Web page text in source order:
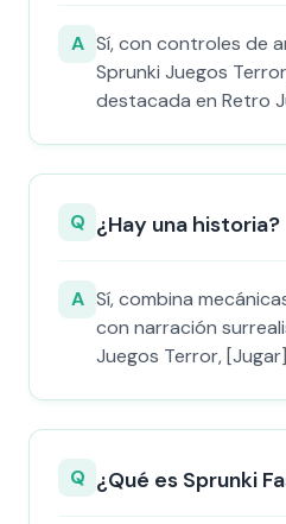
A Sí, con controles de
Sprunki Juegos
destacada en Retro
Q ¿Hay una historia?
A Sí, combina
con narración
Juegos Terror,
Q ¿Qué es Sprunki